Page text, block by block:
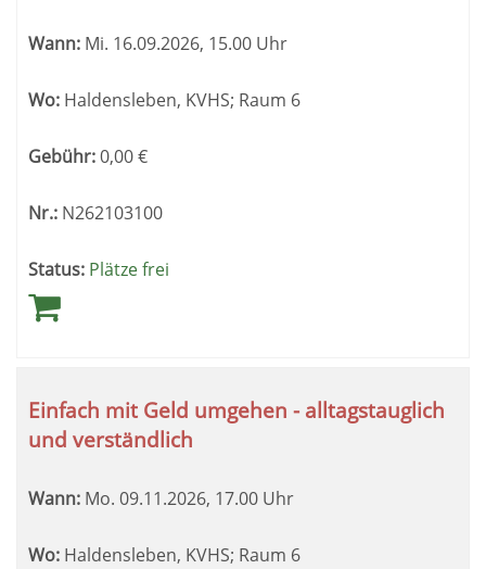
Wann: Mi. 16.09.2026, 15.00 Uhr
Wo: Haldensleben, KVHS; Raum 6
Gebühr:0,00€
Nr.: N262103100
Status: Plätze frei
Einfach mit Geld umgehen - alltagstauglich
und verständlich
Wann: Mo. 09.11.2026, 17.00 Uhr
Wo: Haldensleben, KVHS; Raum 6